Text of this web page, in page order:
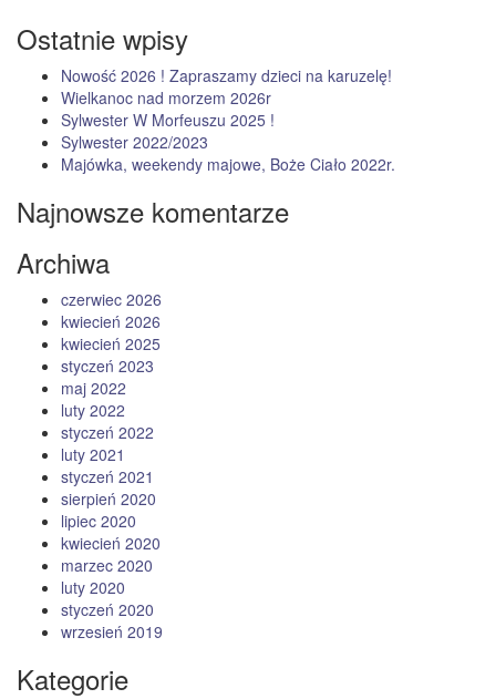
Ostatnie wpisy
Nowość 2026 ! Zapraszamy dzieci na karuzelę!
Wielkanoc nad morzem 2026r
Sylwester W Morfeuszu 2025 !
Sylwester 2022/2023
Majówka, weekendy majowe, Boże Ciało 2022r.
Najnowsze komentarze
Archiwa
czerwiec 2026
kwiecień 2026
kwiecień 2025
styczeń 2023
maj 2022
luty 2022
styczeń 2022
luty 2021
styczeń 2021
sierpień 2020
lipiec 2020
kwiecień 2020
marzec 2020
luty 2020
styczeń 2020
wrzesień 2019
Kategorie